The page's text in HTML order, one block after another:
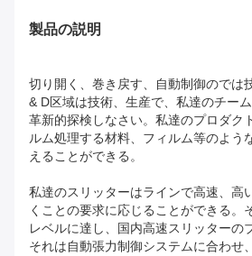
製品の説明
切り開く、巻き戻す、自動制御のでは
& D区域は技術、生産で、私達のチー
革新的探検しなさい。私達のプロダク
ルム処理する材料、フィルム等のよう
えることができる。
私達のスリッターはラインで高速、高
くことの要求に応じることができる。
レベルに達し、国内高速スリッターの
それは自動張力制御システムに合わせ